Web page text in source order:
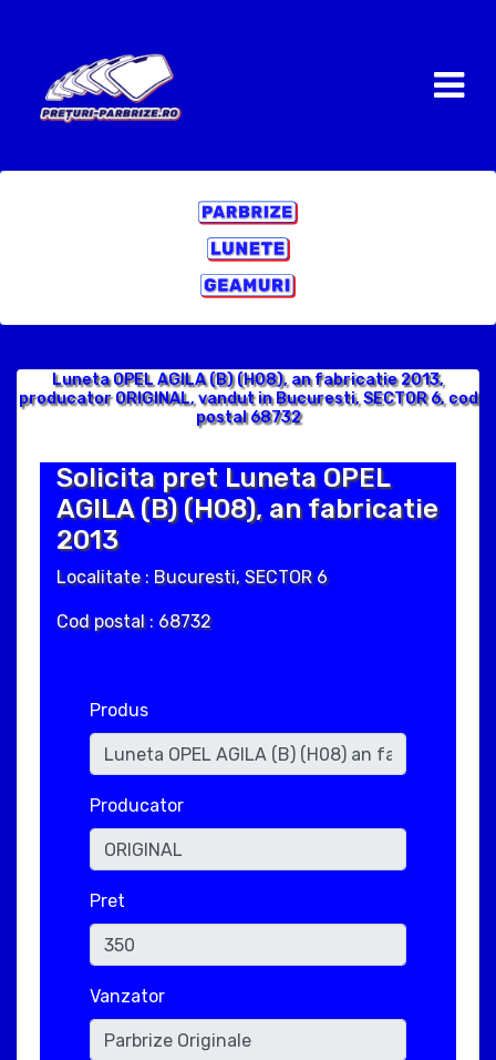
Luneta OPEL AGILA (B) (H08), an fabricatie 2013,
producator ORIGINAL, vandut in Bucuresti, SECTOR 6, cod
postal 68732
Solicita pret Luneta OPEL
AGILA (B) (H08), an fabricatie
2013
Localitate : Bucuresti, SECTOR 6
Cod postal : 68732
Produs
Producator
Pret
Vanzator